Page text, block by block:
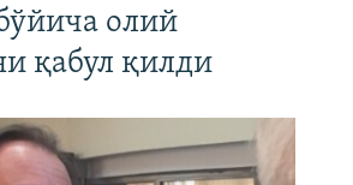
олий
қабул қилди